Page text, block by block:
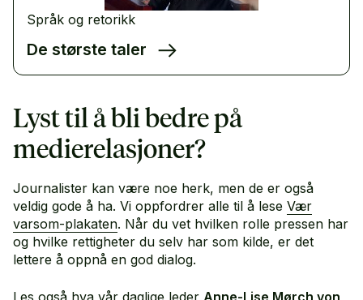
Språk og retorikk
De største taler
Lyst til å bli bedre på
medierelasjoner?
Journalister kan være noe herk, men de er også
veldig gode å ha. Vi oppfordrer alle til å lese Vær
varsom-plakaten. Når du vet hvilken rolle pressen har
og hvilke rettigheter du selv har som kilde, er det
lettere å oppnå en god dialog.
Les også hva vår daglige leder Anne-Lise Mørch von